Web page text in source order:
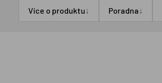
Více o produktu↓ Poradna↓